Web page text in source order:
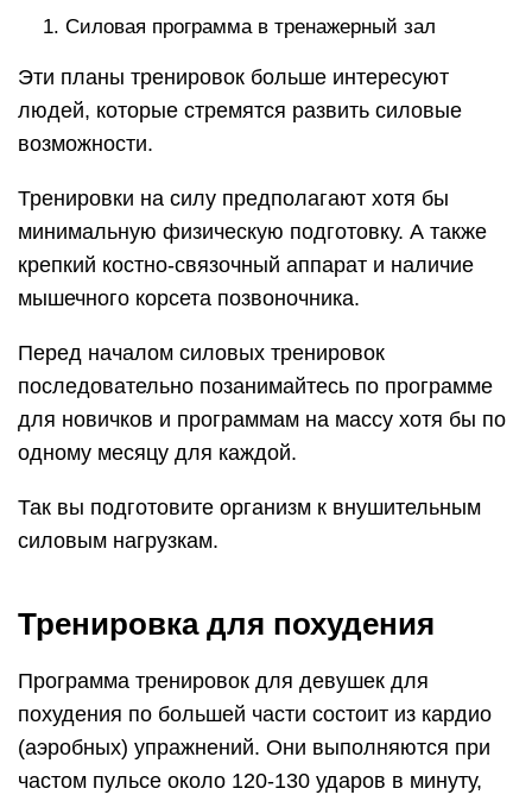
Силовая программа в тренажерный зал
Эти планы тренировок больше интересуют
людей, которые стремятся развить силовые
возможности.
Тренировки на силу предполагают хотя бы
минимальную физическую подготовку. А также
крепкий костно-связочный аппарат и наличие
мышечного корсета позвоночника.
Перед началом силовых тренировок
последовательно позанимайтесь по программе
для новичков и программам на массу хотя бы по
одному месяцу для каждой.
Так вы подготовите организм к внушительным
силовым нагрузкам.
Тренировка для похудения
Программа тренировок для девушек для
похудения по большей части состоит из кардио
(аэробных) упражнений. Они выполняются при
частом пульсе около 120-130 ударов в минуту,